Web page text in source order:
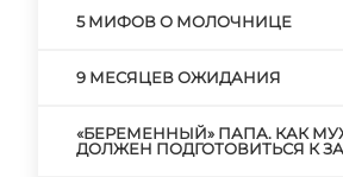
5 МИФОВ О МОЛОЧНИЦЕ
9 МЕСЯЦЕВ ОЖИДАНИЯ
«БЕРЕМЕННЫЙ» ПАПА. КАК
ДОЛЖЕН ПОДГОТОВИТЬСЯ К